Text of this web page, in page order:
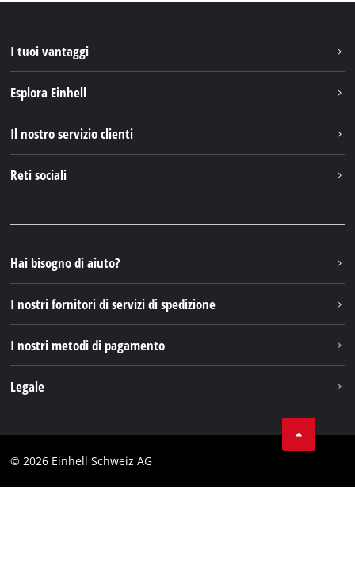
I tuoi vantaggi
Esplora Einhell
Einhell Germany AG
Il nostro servizio clienti
Reti sociali
Instagram
TikTok
Pinterest
Hai bisogno di aiuto?
I nostri fornitori di servizi di spedizione
I nostri metodi di pagamento
Legale
Testata
© 2026 Einhell Schweiz AG